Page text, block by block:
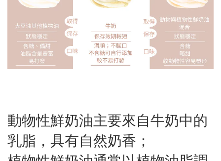
動物性鮮奶油主要來自牛奶中的
乳脂，具有自然奶香；